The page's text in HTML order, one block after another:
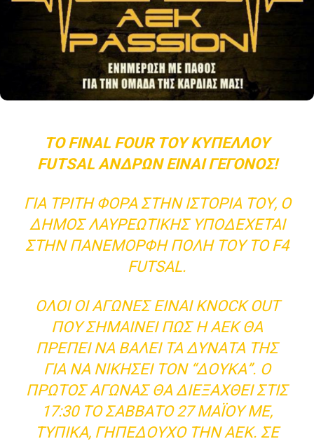
TO FINAL FOUR ΤΟΥ ΚΥΠΈΛΛΟΥ
FUTSAL ΑΝΔΡΏΝ ΕΊΝΑΙ ΓΕΓΟΝΟΣ!
ΓΙΑ ΤΡΊΤΗ ΦΟΡΆ ΣΤΗΝ ΙΣΤΟΡΊΑ ΤΟΥ, Ο
ΔΉΜΟΣ ΛΑΥΡΕΩΤΙΚΉΣ ΥΠΟΔΈΧΕΤΑΙ
ΣΤΗΝ ΠΑΝΈΜΟΡΦΗ ΠΌΛΗ ΤΟΥ ΤΟ F4
FUTSAL.
ΌΛΟΙ ΟΙ ΑΓΏΝΕΣ ΕΊΝΑΙ KNOCK OUT
ΠΟΥ ΣΗΜΑΊΝΕΙ ΠΩΣ Η ΑΕΚ ΘΑ
ΠΡΈΠΕΙ ΝΑ ΒΆΛΕΙ ΤΑ ΔΥΝΑΤΆ ΤΗΣ
ΓΙΑ ΝΑ ΝΙΚΉΣΕΙ ΤΟΝ “ΔΟΎΚΑ”. Ο
ΠΡΏΤΟΣ ΑΓΏΝΑΣ ΘΑ ΔΙΕΞΑΧΘΕΊ ΣΤΙΣ
17:30 ΤΟ ΣΆΒΒΑΤΟ 27 ΜΑΪ́ΟΥ ΜΕ,
ΤΥΠΙΚΆ, ΓΗΠΕΔΟΎΧΟ ΤΗΝ ΑΕΚ. ΣΕ